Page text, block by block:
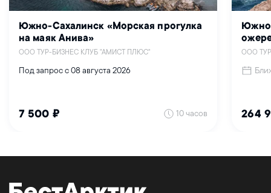
Южно-Сахалинск «Морская прогулка
на маяк Анива»
ООО ТУР-БИЗНЕС КЛУБ "АМИСТ ПЛЮС"
Под запрос с 08 августа 2026
7 500 ₽ 10 часов
ООО
264